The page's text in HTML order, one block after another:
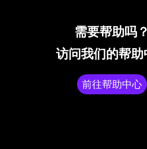
需要帮助吗？
访问我们的帮助
前往帮助中心